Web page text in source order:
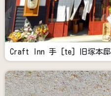
Craft Inn 手 [te] 旧塚本邸